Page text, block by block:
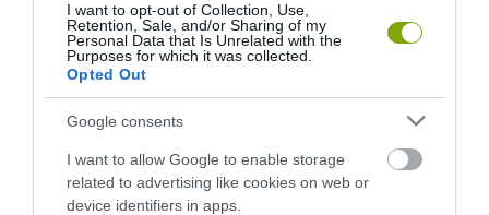
I want to opt-out of Collection, Use,
Retention, Sale, and/or Sharing of my
Personal Data that Is Unrelated with the
Purposes for which it was collected.
Opted Out
Google consents
I want to allow Google to enable storage
related to advertising like cookies on web or
device identifiers in apps.